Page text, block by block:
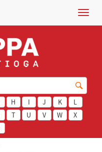
Menu
H I J K
L
T U V W
X